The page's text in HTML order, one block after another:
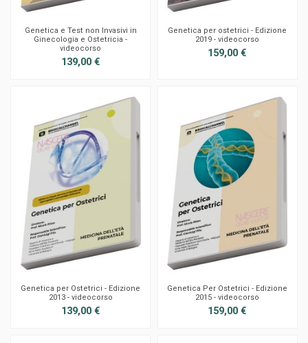
Genetica e Test non Invasivi in
Ginecologia e Ostetricia -
videocorso
139,00 €
Genetica per ostetrici - Edizione
2019 - videocorso
159,00 €
Genetica per Ostetrici - Edizione
2013 - videocorso
139,00 €
Genetica Per Ostetrici - Edizione
2015 - videocorso
159,00 €